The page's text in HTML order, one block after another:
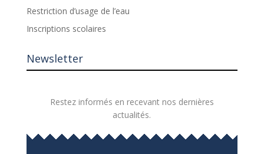
Restriction d’usage de l’eau
Inscriptions scolaires
Newsletter
Restez informés en recevant nos dernières
actualités.